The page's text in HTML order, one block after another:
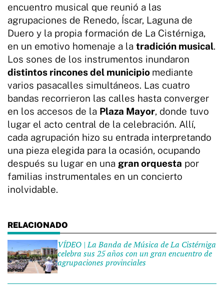
encuentro musical que reunió a las
agrupaciones de Renedo, Íscar, Laguna de
Duero y la propia formación de La Cistérniga,
en un emotivo homenaje a la tradición musical.
Los sones de los instrumentos inundaron
distintos rincones del municipio mediante
varios pasacalles simultáneos. Las cuatro
bandas recorrieron las calles hasta converger
en los accesos de la Plaza Mayor, donde tuvo
lugar el acto central de la celebración. Allí,
cada agrupación hizo su entrada interpretando
una pieza elegida para la ocasión, ocupando
después su lugar en una gran orquesta por
familias instrumentales en un concierto
inolvidable.
VÍDEO | La Banda de Música de La Cistérniga
celebra sus 25 años con un gran encuentro de
agrupaciones provinciales